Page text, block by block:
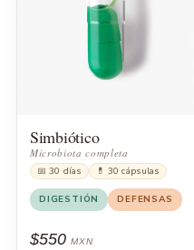
Simbiótico
Microbiota completa
📅 30 días 💊 30 cápsulas
DIGESTIÓN DEFENSAS
$550 MXN